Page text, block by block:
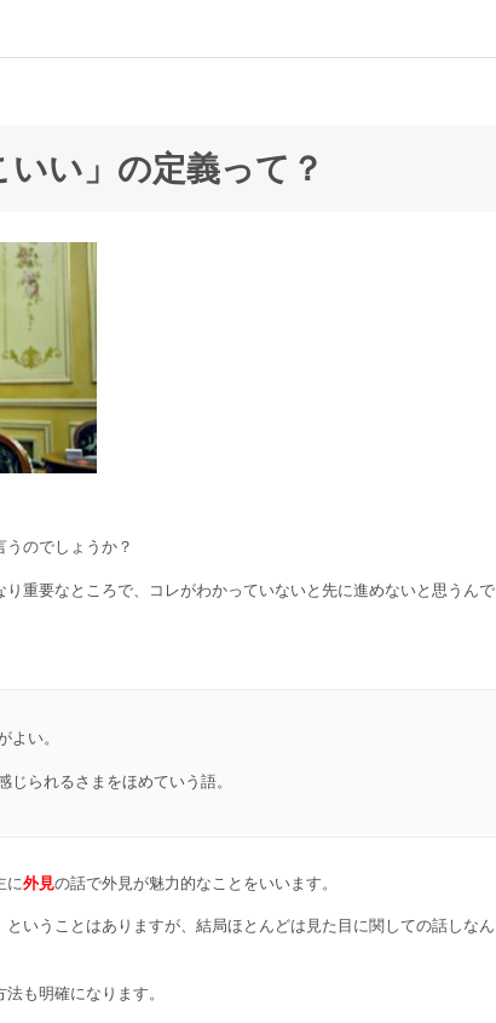
い」の定義って？
のでしょうか？
重要なところで、コレがわかっていないと先に進めないと思うんで
よい。
られるさまをほめていう語。
に外見の話で外見が魅力的なことをいいます。
いうことはありますが、結局ほとんどは見た目に関しての話しなん
も明確になります。